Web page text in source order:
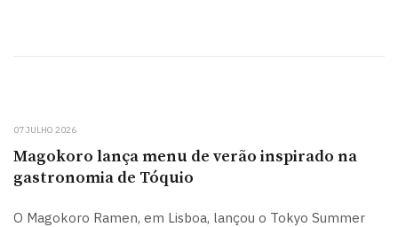
07 JULHO 2026
Magokoro lança menu de verão inspirado na
gastronomia de Tóquio
O Magokoro Ramen, em Lisboa, lançou o Tokyo Summer